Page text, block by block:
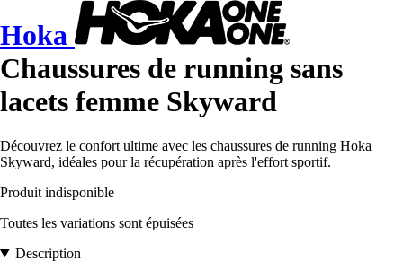
Hoka
Chaussures de running sans
lacets femme Skyward
Découvrez le confort ultime avec les chaussures de running Hoka
Skyward, idéales pour la récupération après l'effort sportif.
Produit indisponible
Toutes les variations sont épuisées
Description